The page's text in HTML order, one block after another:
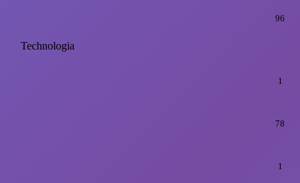
96
Technologia
1
78
1